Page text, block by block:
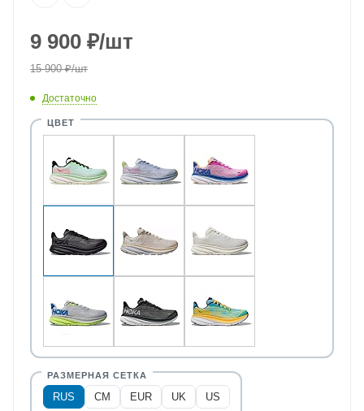
9 900 ₽/шт
15 900₽/шт
Достаточно
RUS CM EUR UK US